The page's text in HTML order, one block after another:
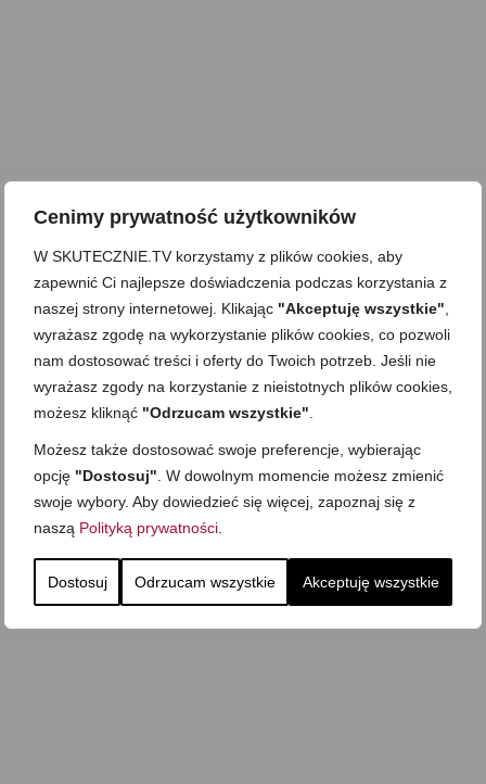
Cenimy prywatność użytkowników
W SKUTECZNIE.TV korzystamy z plików cookies, aby
zapewnić Ci najlepsze doświadczenia podczas korzystania z
naszej strony internetowej. Klikając "Akceptuję wszystkie"
wyrażasz zgodę na wykorzystanie plików cookies, co pozwoli
nam dostosować treści i oferty do Twoich potrzeb. Jeśli nie
wyrażasz zgody na korzystanie z nieistotnych plików cookies,
możesz kliknąć "Odrzucam wszystkie"
Możesz także dostosować swoje preferencje, wybierając
opcję "Dostosuj" . W dowolnym momencie możesz zmienić
swoje wybory. Aby dowiedzieć się więcej, zapoznaj się z
naszą Polityką prywatności
Dostosuj Odrzucam wszystkie Akceptuję wszystkie